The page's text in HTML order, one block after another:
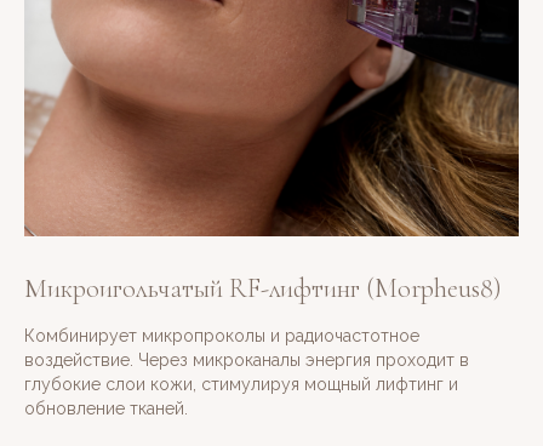
Микроигольчатый RF-лифтинг (Morpheus8)
Комбинирует микропроколы и радиочастотное
воздействие. Через микроканалы энергия проходит в
глубокие слои кожи, стимулируя мощный лифтинг и
обновление тканей.